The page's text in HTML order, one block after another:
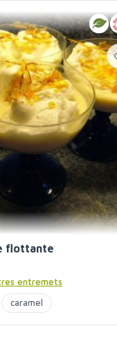
flottante
entremets
caramel